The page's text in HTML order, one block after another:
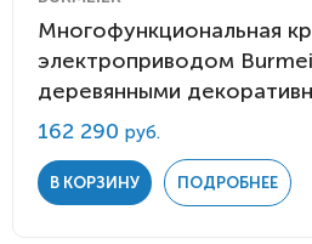
Многофункциональная
электроприводом
деревянными
162 290 руб.
В КОРЗИНУ ПОДРОБНЕЕ